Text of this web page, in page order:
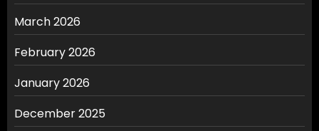
March 2026
February 2026
January 2026
December 2025